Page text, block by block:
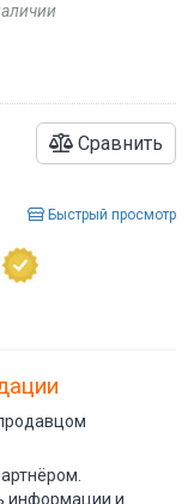
Сравнить
Быстрый просмотр
информации и